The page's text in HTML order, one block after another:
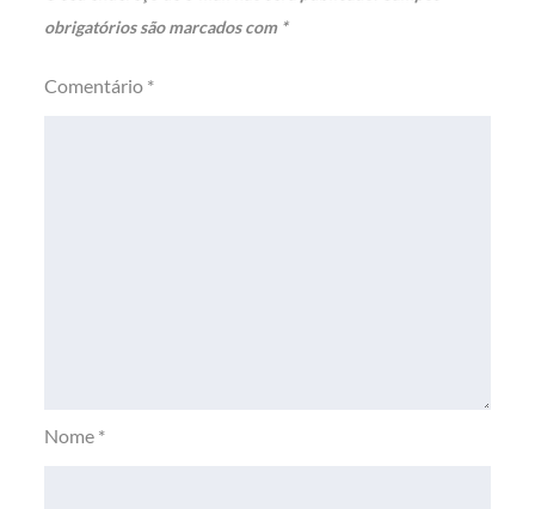
obrigatórios são marcados com *
Comentário *
Nome *